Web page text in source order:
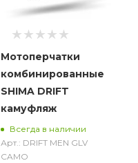
Мотоперчатки
комбинированные
SHIMA DRIFT
камуфляж
Всегда в наличии
Арт.: DRIFT MEN GLV
CAMO